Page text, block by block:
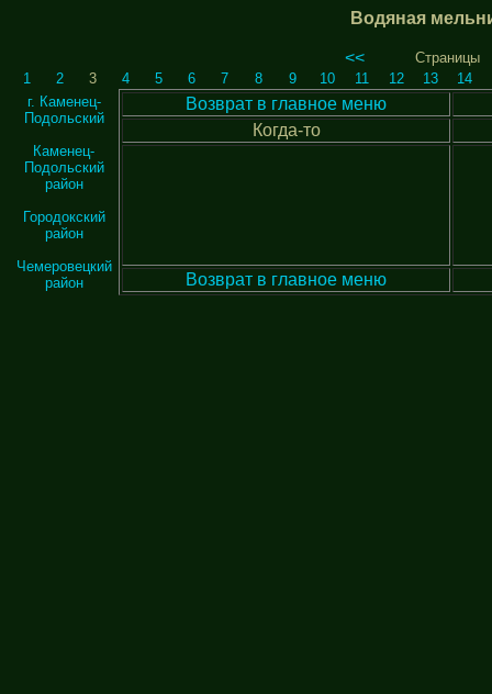
Водяная
<<
Страницы
1
2 3 4 5 6 7 8 9 10 11 12 13 14
г. Каменец-
Подольский
Каменец-
Подольский
район
Городокский
район
Чемеровецкий
район
Возврат в главное меню
Когда-то
Возврат в главное меню